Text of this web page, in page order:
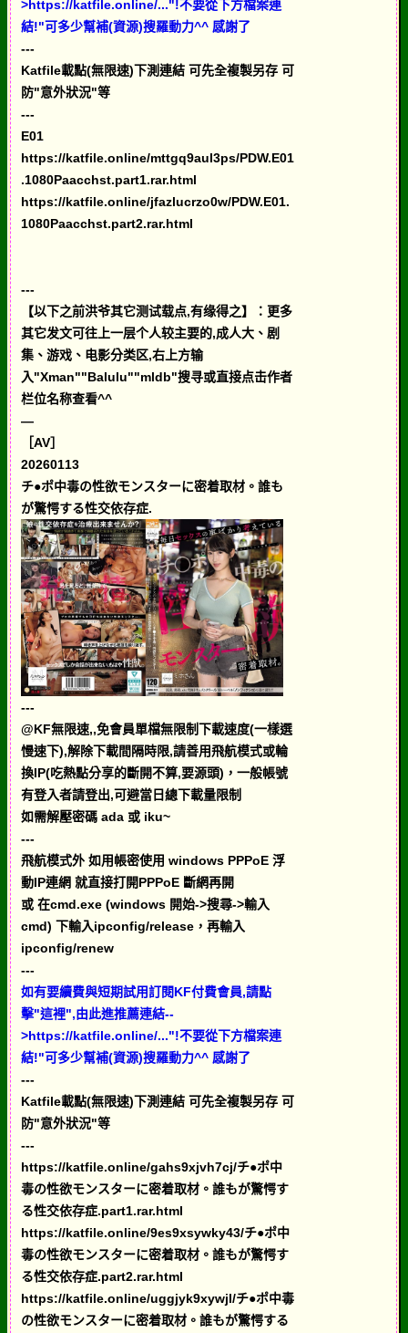
>https://katfile.online/..."!不要從下方檔案連
結!"可多少幫補(資源)搜羅動力^^ 感謝了
---
Katfile載點(無限速)下測連結 可先全複製另存 可
防"意外狀況"等
---
E01
https://katfile.online/mttgq9aul3ps/PDW.E01
.1080Paacchst.part1.rar.html
https://katfile.online/jfazlucrzo0w/PDW.E01.
1080Paacchst.part2.rar.html
---
【以下之前洪爷其它测试载点,有缘得之】：更多
其它发文可往上一层个人较主要的,成人大、剧
集、游戏、电影分类区,右上方输
入"Xman""Balulu""mldb"搜寻或直接点击作者
栏位名称查看^^
—
［AV］
20260113
チ●ポ中毒の性欲モンスターに密着取材。誰も
が驚愕する性交依存症.
---
@KF無限速,,免會員單檔無限制下載速度(一樣選
慢速下),解除下載間隔時限,請善用飛航模式或輪
換IP(吃熱點分享的斷開不算,要源頭)，一般帳號
有登入者請登出,可避當日總下載量限制
如需解壓密碼 ada 或 iku~
---
飛航模式外 如用帳密使用 windows PPPoE 浮
動IP連網 就直接打開PPPoE 斷網再開
或 在cmd.exe (windows 開始->搜尋->輸入
cmd) 下輸入ipconfig/release，再輸入
ipconfig/renew
---
如有要續費與短期試用訂閱KF付費會員,請點
擊"這裡",由此進推薦連結--
>https://katfile.online/..."!不要從下方檔案連
結!"可多少幫補(資源)搜羅動力^^ 感謝了
---
Katfile載點(無限速)下測連結 可先全複製另存 可
防"意外狀況"等
---
https://katfile.online/gahs9xjvh7cj/チ●ポ中
毒の性欲モンスターに密着取材。誰もが驚愕す
る性交依存症.part1.rar.html
https://katfile.online/9es9xsywky43/チ●ポ中
毒の性欲モンスターに密着取材。誰もが驚愕す
る性交依存症.part2.rar.html
https://katfile.online/uggjyk9xywjl/チ●ポ中毒
の性欲モンスターに密着取材。誰もが驚愕する